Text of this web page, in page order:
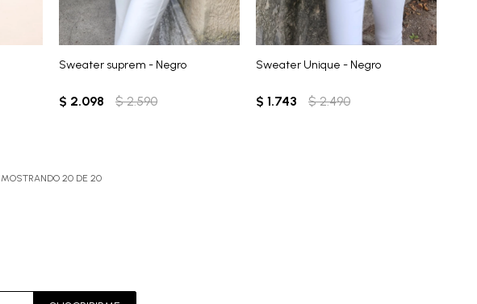
Sweater suprem - Negro
$ 2.098 $ 2.590
Sweater Unique - Negro
$ 1.743 $ 2.490
MOSTRANDO 20DE 20